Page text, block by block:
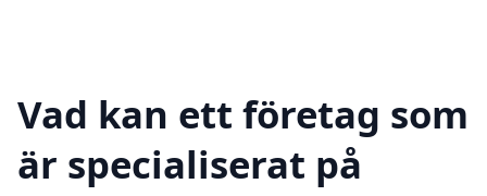
Vad kan ett företag som
är specialiserat på